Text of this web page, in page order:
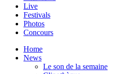
Live
Festivals
Photos
Concours
Home
News
Le son de la semaine